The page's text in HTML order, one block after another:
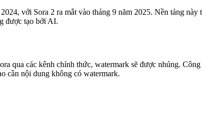
với Sora 2 ra mắt vào tháng 9 năm 2025. Nền tảng này
được tạo bởi AI.
các kênh chính thức, watermark sẽ được nhúng.
cần nội dung không có watermark.